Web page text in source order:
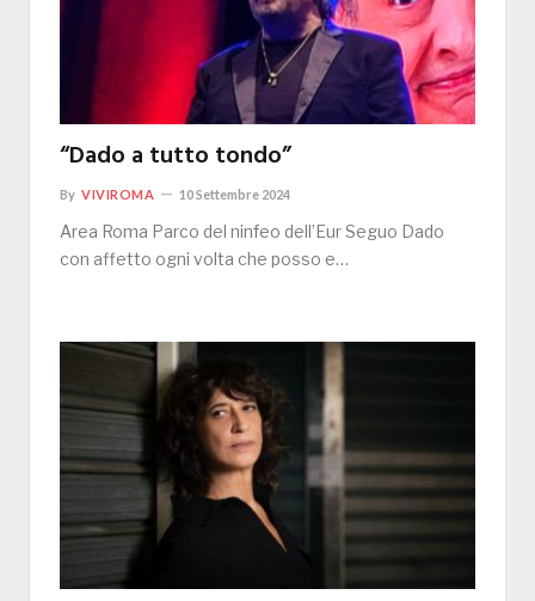
“Dado a tutto tondo”
By VIVIROMA 10 Settembre 2024
Area Roma Parco del ninfeo dell’Eur Seguo Dado
con affetto ogni volta che posso e…